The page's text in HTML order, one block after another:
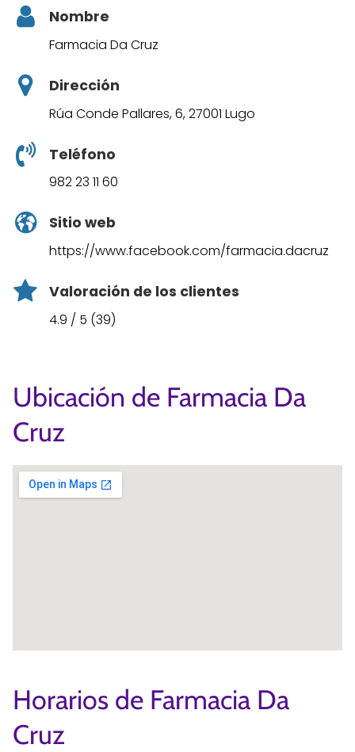
Nombre
Farmacia Da Cruz
Dirección
Rúa Conde Pallares, 6, 27001 Lugo
Teléfono
982 23 11 60
Sitio web
https://www.facebook.com/farmacia.dacruz
Valoración de los clientes
4.9 / 5 (39)
Ubicación de Farmacia Da
Cruz
Horarios de Farmacia Da
Cruz